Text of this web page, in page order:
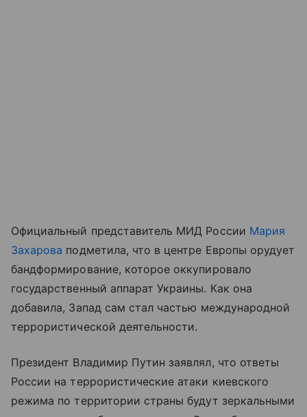
Официальный представитель МИД России Мария
Захарова подметила, что в центре Европы орудует
бандформирование, которое оккупировало
государственный аппарат Украины. Как она
добавила, Запад сам стал частью международной
террористической деятельности.
Президент Владимир Путин заявлял, что ответы
России на террористические атаки киевского
режима по территории страны будут зеркальными